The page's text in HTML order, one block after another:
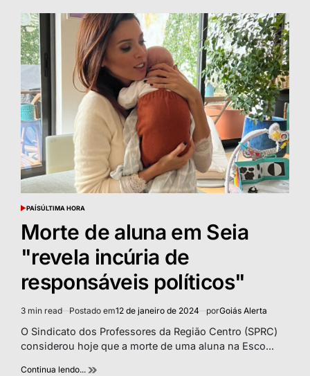
POSTED
PAÍSÚLTIMA HORA
Morte de aluna em Seia
"revela incúria de
responsáveis políticos"
Estimated
read
3 min read Postado em12 de janeiro de 2024 porGoiás Alerta
O Sindicato dos Professores da Região Centro (SPRC)
considerou hoje que a morte de uma aluna na Esco...
Continua lendo...